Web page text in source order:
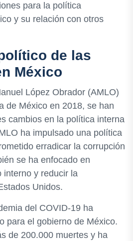
para la política
y su relación con otros
de las
México
López Obrador (AMLO)
de México en 2018, se han
cambios en la política interna
ha impulsado una política
erradicar la corrupción
se ha enfocado en
interno y reducir la
Unidos.
del COVID-19 ha
para el gobierno de México.
de 200.000 muertes y ha